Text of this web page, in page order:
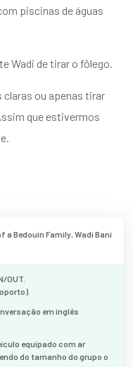
piscinas de águas
Wadi de tirar o fôlego.
claras ou apenas tirar
que estivermos
a Bedouin Family, Wadi Bani
OUT.
em inglês
equipado com ar
do tamanho do grupo o